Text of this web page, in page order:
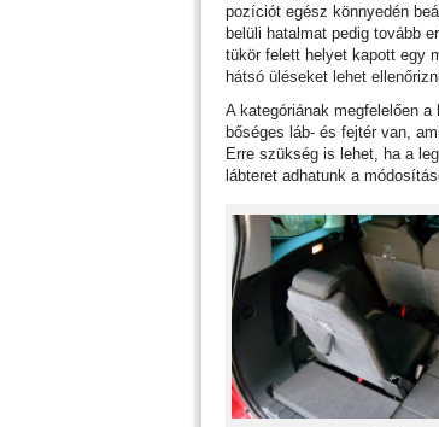
pozíciót egész könnyedén
belüli hatalmat pedig tovább
tükör felett helyet kapott egy
hátsó üléseket lehet ellenőrizni.
A kategóriának megfelelően a
bőséges láb- és fejtér van,
Erre szükség is lehet, ha a
lábteret adhatunk a